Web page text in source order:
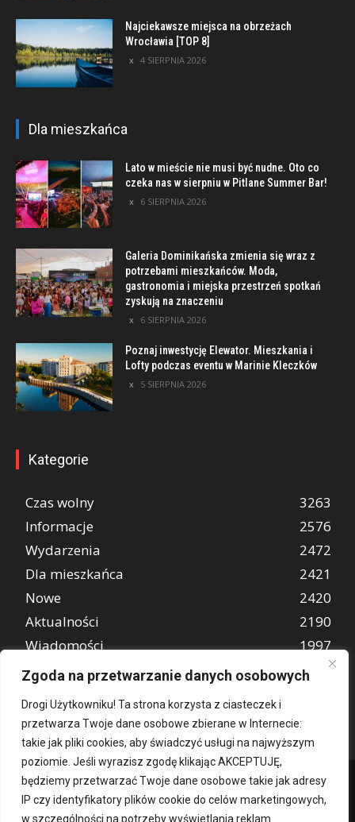
Zgoda na przetwarzanie danych osobowych
Drogi Użytkowniku! Ta strona korzysta z ciasteczek i
przetwarza Twoje dane osobowe zbierane w Internecie:
takie jak pliki cookies, aby świadczyć usługi na najwyższym
poziomie. Jeśli wyrazisz zgodę klikając AKCEPTUJĘ,
będziemy przetwarzać Twoje dane osobowe takie jak adresy
IP czy identyfikatory plików cookie do celów marketingowych,
w szczególności na potrzeby wyświetlania reklam
Najciekawsze miejsca na obrzeżach
Wrocławia [TOP 8]
4 SIERPNIA 2026
Dla mieszkańca
Lato w mieście nie musi być nudne. Oto co
czeka nas w sierpniu w Pitlane Summer Bar!
6 SIERPNIA 2026
Galeria Dominikańska zmienia się wraz z
potrzebami mieszkańców. Moda,
gastronomia i miejska przestrzeń spotkań
zyskują na znaczeniu
6 SIERPNIA 2026
Poznaj inwestycję Elewator. Mieszkania i
Lofty podczas eventu w Marinie Kleczków
5 SIERPNIA 2026
Kategorie
Czas wolny
3263
Informacje
2576
Wydarzenia
2472
Dla mieszkańca
2421
Nowe
2420
Aktualności
2190
Wiadomości
1997
REKLAMA
849